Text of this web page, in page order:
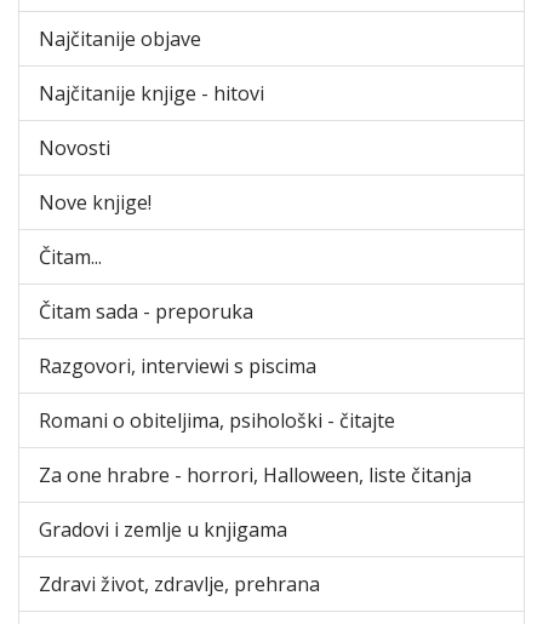
Najčitanije objave
Najčitanije knjige - hitovi
Novosti
Nove knjige!
Čitam...
Čitam sada - preporuka
Razgovori, interviewi s piscima
Romani o obiteljima, psihološki - čitajte
Za one hrabre - horrori, Halloween, liste čitanja
Gradovi i zemlje u knjigama
Zdravi život, zdravlje, prehrana